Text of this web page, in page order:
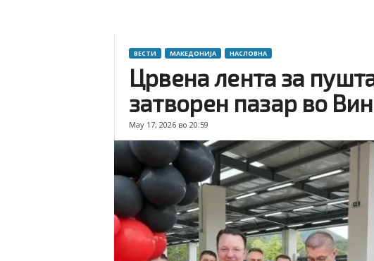
ВЕСТИ МАКЕДОНИЈА НАСЛОВНА
Црвена лента за
затворен пазар во
May 17, 2026 во 20:59